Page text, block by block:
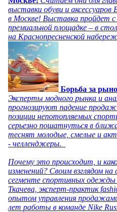
выставки обуви и аксессуаров
в Москве! Выставка пройдет с
премиальной площадке – в
на Краснопресненской
Борьба за
Эксперты модного рынка и
прогнозируют падение
позиции непотопляемых
серьезно пошатнуться в
теснят молодые, смелые и
- челленджеры.
Почему это происходит, и
изменений? Своим взглядом
сегменте спортивных одежды
Ткачева, эксперт-практик
опытом управления
лет работы в команде Nike